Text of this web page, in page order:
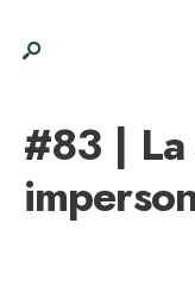
#83 | La